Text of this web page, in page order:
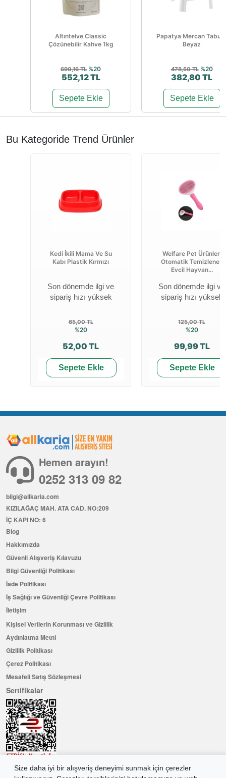
Altıntelve Classic
Çözünebilir Kahve 1kg
690,16 TL %20
552,12 TL
Sepete Ekle
Papatya Mercan
Beyaz
478,50 TL %20
382,80 TL
Sepete Ekle
Bu Kategoride Trend Ürünler
Kedi İkili Mama Ve Su
Kabı Plastik Kırmızı
Son dönemde ilgi ve
sipariş hızı yüksek
65,00 TL
%20
52,00 TL
Sepete Ekle
Welfare Pet Ürünleri
Otomatik Temizlenen
Evcil Hayvan...
Son dönemde ilgi ve
sipariş hızı yüksek
125,00 TL
%20
99,99 TL
Sepete Ekle
Size daha iyi bir alışveriş deneyimi sunmak için çerezler
Hemen arayın!
0252 313 09 82
bilgi@allkaria.com
KIZILAĞAÇ MAH. ATA CAD. NO:209
İÇ KAPI NO: 6
Blog
Hakkımızda
Güvenli Alışveriş Kılavuzu
Bilgi Güvenliği Politikası
İade Politikası
İş Sağlığı ve Güvenliği Çevre Politikası
İletişim
Kişisel Verilerin Korunması ve Gizlilik
Aydınlatma Metni
Gizlilik Politikası
Çerez Politikası
Mesafeli Satış Sözleşmesi
Sertifikalar